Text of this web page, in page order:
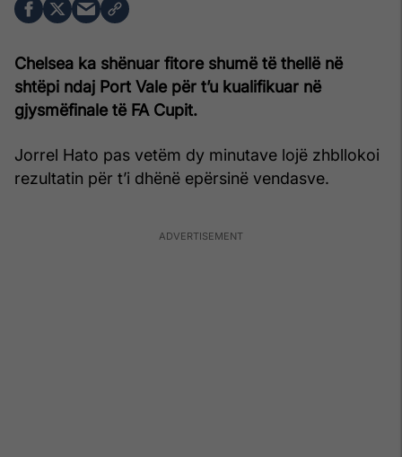
Chelsea ka shënuar fitore shumë të thellë në
shtëpi ndaj Port Vale për t’u kualifikuar në
gjysmëfinale të FA Cupit.
Jorrel Hato pas vetëm dy minutave lojë zhbllokoi
rezultatin për t’i dhënë epërsinë vendasve.